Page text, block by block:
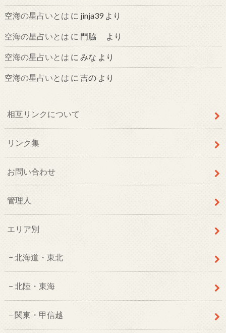
空海の星占いとは に jinja39より
空海の星占いとは に 門脇 より
空海の星占いとは に みな より
空海の星占いとは に 吉のより
相互リンクについて
リンク集
お問い合わせ
管理人
エリア別
北海道・東北
北陸・東海
関東・甲信越